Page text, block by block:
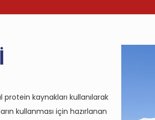
kaynakları kullanılarak
kullanması için hazırlanan